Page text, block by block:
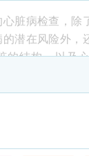
目脏病检查，除
潜在风险外，
的结构，以及
量电脑断层影像